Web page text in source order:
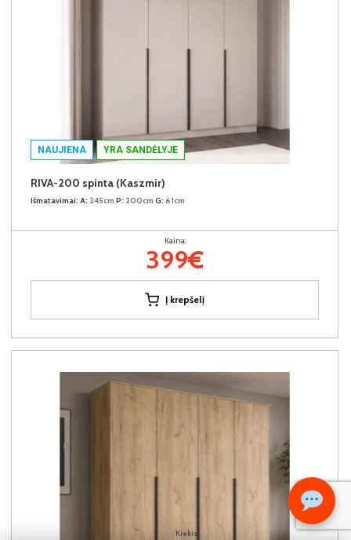
Kiekis:
NAUJIENA YRA SANDĖLYJE
RIVA-200 spinta (Kaszmir)
Išmatavimai: A: 245cm P: 200cm G: 61cm
Kaina:
399€
Į krepšelį